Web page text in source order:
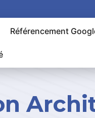
Référencement